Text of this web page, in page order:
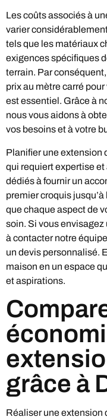
Les coûts associés à
varier
tels que les matériaux
exigences spécifiques
terrain. Par
prix au mètre carré
est essentiel. Grâce à
nous vous aidons à
vos besoins et à votre
Planifier une extension
qui requiert expertise
dédiés à fournir un
premier croquis
que chaque aspect de
soin. Si vous envisagez
à contacter notre
un devis personnalisé.
maison en un espace
et aspirations.
grâce à
Réaliser une extension